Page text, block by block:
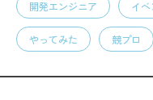
開発エンジニア イ
やってみた 競プロ